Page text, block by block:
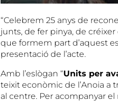
“Celebrem 25 anys de
junts, de fer pinya, de
que formem part d’aquest
presentació de l’acte.
Amb l’eslògan “Units per
teixit econòmic de l’Anoia a
al centre. Per acompanyar el